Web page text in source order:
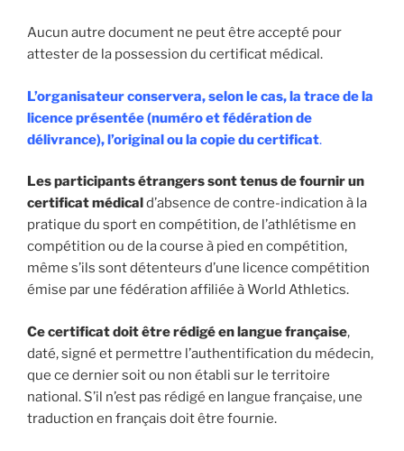
Aucun autre document ne peut être accepté pour
attester de la possession du certificat médical.
L’organisateur conservera, selon le cas, la trace de la
licence présentée (numéro et fédération de
délivrance), l’original ou la copie du certificat.
Les participants étrangers sont tenus de fournir un
certificat médical d’absence de contre-indication à la
pratique du sport en compétition, de l’athlétisme en
compétition ou de la course à pied en compétition,
même s’ils sont détenteurs d’une licence compétition
émise par une fédération affiliée à World Athletics.
Ce certificat doit être rédigé en langue française,
daté, signé et permettre l’authentification du médecin,
que ce dernier soit ou non établi sur le territoire
national. S’il n’est pas rédigé en langue française, une
traduction en français doit être fournie.